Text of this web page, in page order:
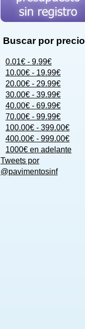
Buscar por precio
0.01€ - 9.99€
10.00€ - 19.99€
20.00€ - 29.99€
30.00€ - 39.99€
40.00€ - 69.99€
70.00€ - 99.99€
100.00€ - 399.00€
400.00€ - 999.00€
1000€ en adelante
Tweets por
@pavimentosinf